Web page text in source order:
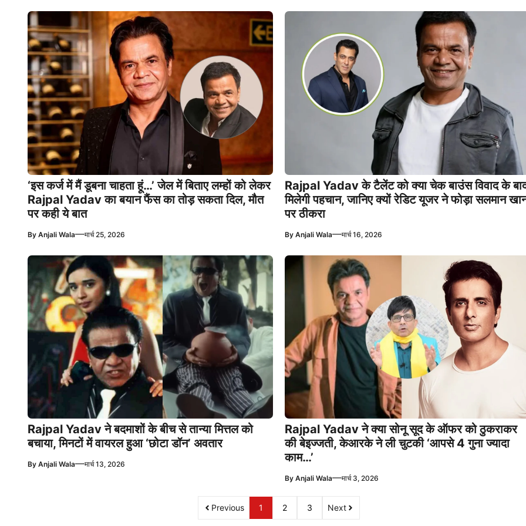
‘इस कर्ज में मैं डूबना चाहता हूं…’ जेल में बिताए लम्हों को लेकर
Rajpal Yadav का बयान फैंस का तोड़ सकता दिल, मौत
पर कही ये बात
By Anjali Wala—मार्च 25, 2026
Rajpal Yadav के टैलेंट को क्या चेक बाउंस विवाद के
मिलेगी पहचान, जानिए क्यों रेडिट यूजर ने फोड़ा सलमान
पर ठीकरा
By Anjali Wala—मार्च 16, 2026
Rajpal Yadav ने बदमाशों के बीच से तान्या मित्तल को
बचाया, मिनटों में वायरल हुआ ‘छोटा डॉन’ अवतार
By Anjali Wala—मार्च 13, 2026
Rajpal Yadav ने क्या सोनू सूद के ऑफर को ठुकराकर
की बेइज्जती, केआरके ने ली चुटकी ‘आपसे 4 गुना ज्यादा
काम…’
By Anjali Wala—मार्च 3, 2026
Previous 1 2 3 Next